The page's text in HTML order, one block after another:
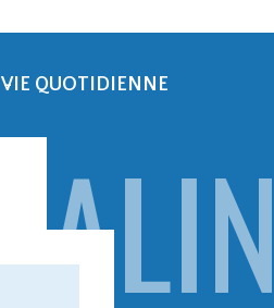
VIE QUOTIDIENNE